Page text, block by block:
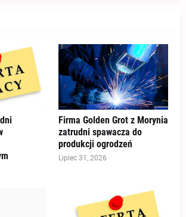
Firma Golden Grot z Morynia
zatrudni spawacza do
produkcji ogrodzeń
Lipiec 31, 2026